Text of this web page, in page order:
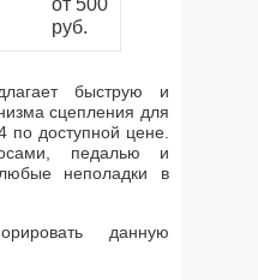
от 500
руб.
быструю и
сцепления для
по доступной цене.
педалью и
неполадки в
данную